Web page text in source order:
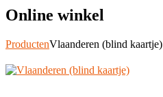
Online winkel
ProductenVlaanderen (blind kaartje)